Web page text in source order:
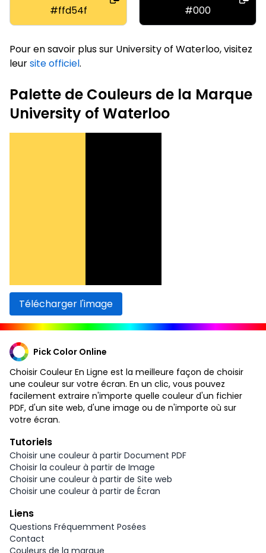
#ffd54f #000
Pour en savoir plus sur University of Waterloo, visitez
leursite officiel.
Palette de Couleurs de la Marque
University of Waterloo
Télécharger l'image
Pick Color Online
Choisir Couleur En Ligne est la meilleure façon de choisir
une couleur sur votre écran. En un clic, vous pouvez
facilement extraire n'importe quelle couleur d'un fichier
PDF, d'un site web, d'une image ou de n'importe où sur
votre écran.
Tutoriels
Choisir une couleur à partir Document PDF
Choisir la couleur à partir de Image
Choisir une couleur à partir de Site web
Choisir une couleur à partir de Écran
Liens
Questions Fréquemment Posées
Contact
Couleurs de la marque